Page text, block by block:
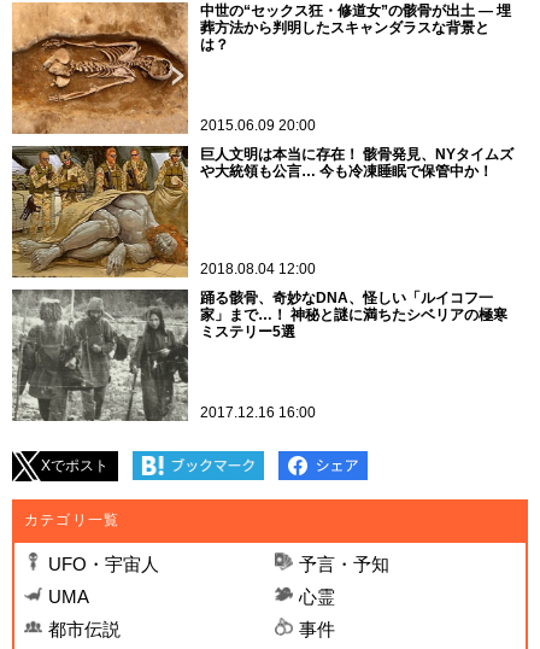
中世の“セックス狂・修道女”の骸骨が出土 ― 埋
葬方法から判明したスキャンダラスな背景と
は？
2015.06.09 20:00
巨人文明は本当に存在！ 骸骨発見、NYタイムズ
や大統領も公言… 今も冷凍睡眠で保管中か！
2018.08.04 12:00
踊る骸骨、奇妙なDNA、怪しい「ルイコフ一
家」まで…！ 神秘と謎に満ちたシベリアの極寒
ミステリー5選
2017.12.16 16:00
Xでポスト
カテゴリ一覧
UFO・宇宙人
予言・予知
UMA
心霊
都市伝説
事件